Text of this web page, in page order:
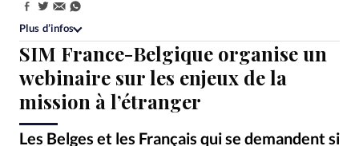
Monde
Bible
Toute l'actualité
SIM France-Belgique organise un
webinaire sur les enjeux de la
mission à l’étranger
Les Belges et les Français qui se demandent si
Partager:
Plus d’infos